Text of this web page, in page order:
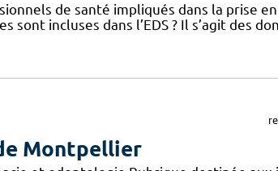
de santé impliqués dans la prise
incluses dans l’EDS ? Il s’agit des
Montpellier